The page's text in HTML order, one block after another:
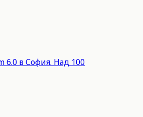
6.0 в София. Над 100